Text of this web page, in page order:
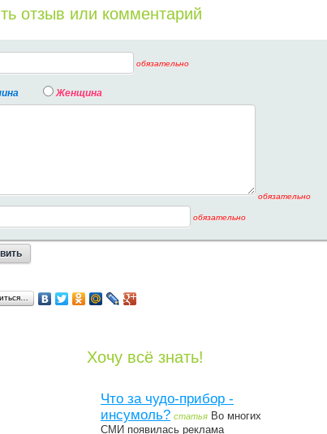
отзыв или комментарий
обязательно
Женщина
обязательно
обязательно
Хочу всё знать!
Что за чудо-прибор -
инсумоль? статья Во многих
СМИ появилась реклама